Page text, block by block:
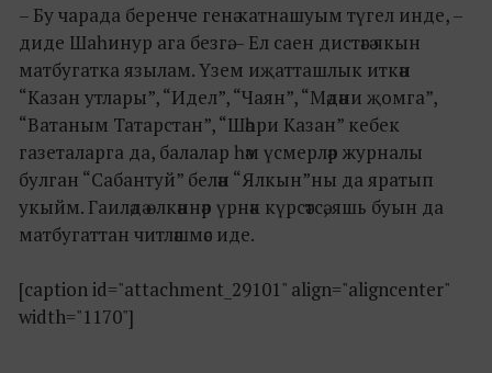
– Бу чарада беренче генә катнашуым түгел инде, –
диде Шаһинур ага безгә. – Ел саен дистәгә якын
матбугатка язылам. Үзем иҗатташлык иткән
“Казан утлары”, “Идел”, “Чаян”, “Мәдәни җомга”,
“Ватаным Татарстан”, “Шәһри Казан” кебек
газеталарга да, балалар һәм үсмерләр журналы
булган “Сабантуй” белән “Ялкын”ны да яратып
укыйм. Гаиләдә өлкәннәр үрнәк күрсәтсә, яшь буын да
матбугаттан читләшмәс иде.
[caption id="attachment_29101" align="aligncenter"
width="1170"]